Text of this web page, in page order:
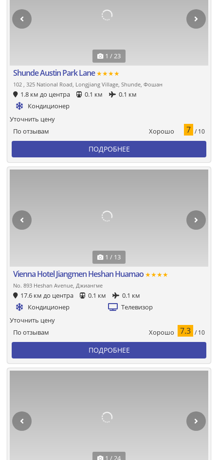
1 / 23
Shunde Austin Park Lane★★★★
102 , 325 National Road, Longjiang Village, Shunde, Фошан
1.8 км до центра 0.1 км
0.1 км
Кондиционер
По отзывам Хорошо 7 / 10
Уточнить цену
ПОДРОБНЕЕ
1 / 13
Vienna Hotel Jiangmen Heshan Huamao ★★★★
No. 893 Heshan Avenue, Джиангме
17.6 км до центра 0.1 км
0.1 км
Кондиционер
Телевизор
По отзывам Хорошо 7.3 / 10
Уточнить цену
ПОДРОБНЕЕ
1 / 24